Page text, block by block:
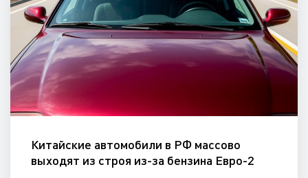
Китайские автомобили в РФ массово
выходят из строя из-за бензина Евро-2